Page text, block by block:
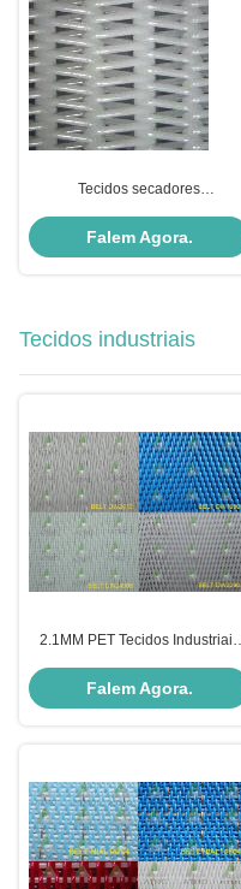
Tecidos secadores
máquinas de papel
Falem Agora.
Tecidos industriais
2.1MM PET Tecidos Industriais
Abrasão
Falem Agora.